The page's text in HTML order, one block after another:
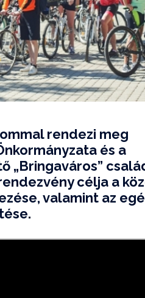
rendezi meg
és a
„Bringaváros”
célja a
valamint az